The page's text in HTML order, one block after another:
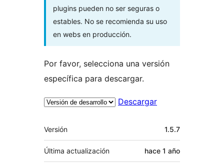
plugins pueden no ser seguras o
estables. No se recomienda su uso
en webs en producción.
Por favor, selecciona una versión
específica para descargar.
Descargar
Meta
Versión 1.5.7
Última actualización hace 1 año